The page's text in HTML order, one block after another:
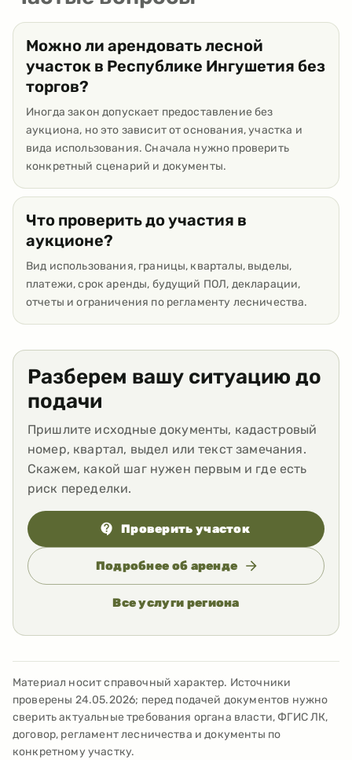
Можно ли арендовать лесной
участок в Республике Ингушетия без
торгов?
Иногда закон допускает предоставление без
аукциона, но это зависит от основания, участка и
вида использования. Сначала нужно проверить
конкретный сценарий и документы.
Что проверить до участия в
аукционе?
Вид использования, границы, кварталы, выделы,
платежи, срок аренды, будущий ПОЛ, декларации,
отчеты и ограничения по регламенту лесничества.
Разберем вашу ситуацию до
подачи
Пришлите исходные документы, кадастровый
номер, квартал, выдел или текст замечания.
Скажем, какой шаг нужен первым и где есть
риск переделки.
Проверить участок
Подробнее об аренде
Все услуги региона
Материал носит справочный характер. Источники
проверены 24.05.2026; перед подачей документов нужно
сверить актуальные требования органа власти, ФГИС ЛК,
договор, регламент лесничества и документы по
конкретному участку.